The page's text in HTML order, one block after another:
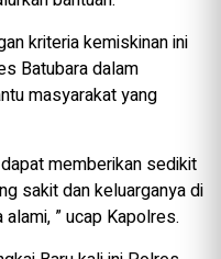
kriteria kemiskinan ini
Batubara dalam
masyarakat yang
memberikan sedikit
sakit dan keluarganya di
” ucap Kapolres.